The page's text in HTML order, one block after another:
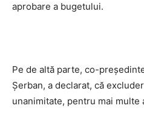
aprobare a bugetului.
Pe de altă parte, co-
Şerban, a declarat, că
unanimitate, pentru mai multe